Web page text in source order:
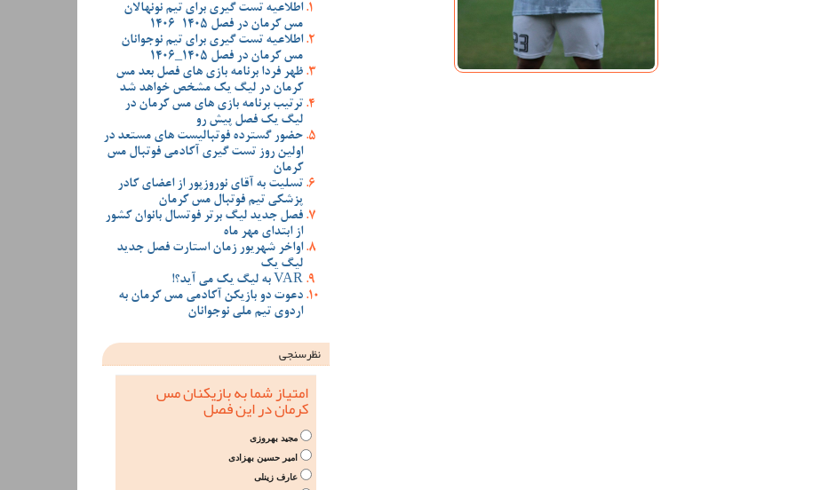
اطلاعیه تست گیری برای تیم نونهالان
مس کرمان در فصل 1405-1406
اطلاعیه تست گیری برای تیم نوجوانان
مس کرمان در فصل 1405_1406
ظهر فردا برنامه بازی های فصل بعد مس
کرمان در لیگ یک مشخص خواهد شد
ترتیب برنامه بازی های مس کرمان در
لیگ یک فصل پیش رو
حضور گسترده فوتبالیست های مستعد در
اولین روز تست گیری آکادمی فوتبال مس
کرمان
تسلیت به آقای نوروزپور از اعضای کادر
پزشکی تیم فوتبال مس کرمان
فصل جدید لیگ برتر فوتسال بانوان کشور
از ابتدای مهر ماه
اواخر شهریور زمان استارت فصل جدید
لیگ یک
VAR به لیگ یک می آید؟!
دعوت دو بازیکن آکادمی مس کرمان به
اردوی تیم ملی نوجوانان
نظرسنجی
امتیاز شما به بازیکنان مس
کرمان در این فصل
مجید بهروزی
امیر حسین بهزادی
عارف زینلی